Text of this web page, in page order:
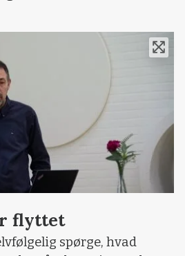
flyttet
spørge, hvad